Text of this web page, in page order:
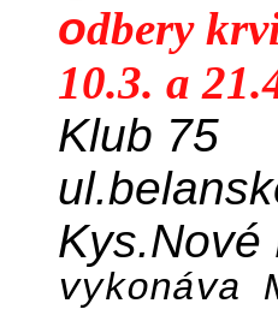
odbery
10.3. a
Klub 75
Kys.Nové
vykonáva